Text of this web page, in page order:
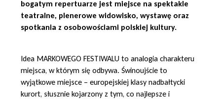
bogatym repertuarze jest miejsce na spektakle
teatralne, plenerowe widowisko, wystawę oraz
spotkania z osobowościami polskiej kultury.
Idea MARKOWEGO FESTIWALU to analogia charakteru
miejsca, w którym się odbywa. Świnoujście to
wyjątkowe miejsce – europejskiej klasy nadbałtycki
kurort, słusznie kojarzony z tym, co najlepsze i